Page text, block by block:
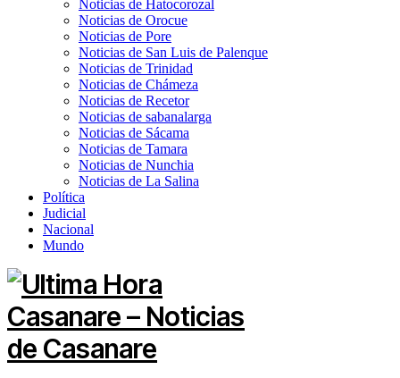
Noticias de Hatocorozal
Noticias de Orocue
Noticias de Pore
Noticias de San Luis de Palenque
Noticias de Trinidad
Noticias de Chámeza
Noticias de Recetor
Noticias de sabanalarga
Noticias de Sácama
Noticias de Tamara
Noticias de Nunchia
Noticias de La Salina
Política
Judicial
Nacional
Mundo